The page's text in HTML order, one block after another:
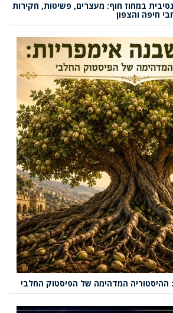
במחוז חוף: מעצרים, פשיטות, חקירות
חיפה והצפון
ההיסטוריה המדהימה של הפיסטוק החלבי